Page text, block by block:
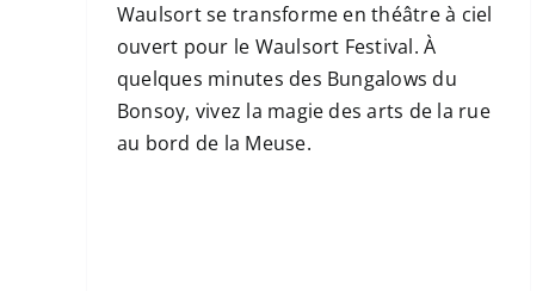
Waulsort se transforme en théâtre à ciel
ouvert pour le Waulsort Festival. À
quelques minutes des Bungalows du
Bonsoy, vivez la magie des arts de la rue
au bord de la Meuse.